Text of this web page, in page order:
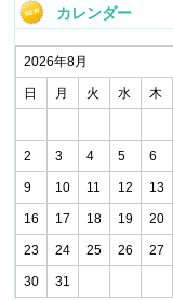
カレンダー
2026年8月
日 月 火 水 木
2 3 4 5 6
9 10 11 12 13
16 17 18 19 20
23 24 25 26 27
30 31